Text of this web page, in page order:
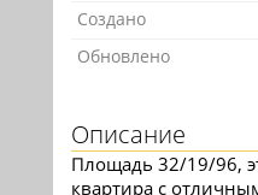
Создано
Обновлено
Описание
Площадь 32/19/96,
квартира с